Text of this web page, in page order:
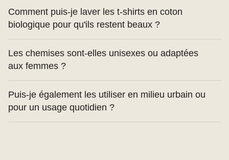
Oui, le coton biologique est respirant et confortable,
parfait pour marcher, s'étirer ou s'échauffer.
Comment puis-je laver les t-shirts en coton
biologique pour qu'ils restent beaux ?
Nous recommandons un lavage à 30 °C avec une
lessive délicate. Évitez le sèche-linge et
Les chemises sont-elles unisexes ou adaptées
aux femmes ?
Cette catégorie comprend des t-shirts conçus
spécifiquement pour une coupe féminine, avec une
coupe régulière.
Puis-je également les utiliser en milieu urbain ou
pour un usage quotidien ?